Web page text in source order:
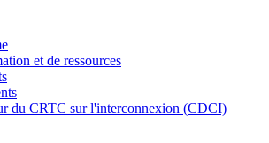
et de ressources
du CRTC sur l'interconnexion (CDCI)